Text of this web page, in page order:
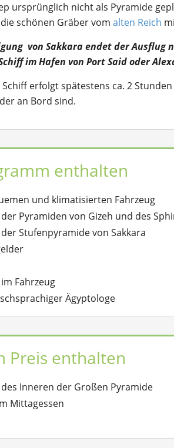
ursprünglich nicht als Pyramide
schönen Gräber vom alten Reich
von Sakkara endet der Ausflug
im Hafen von Port Said oder
Schiff erfolgt spätestens ca. 2
an Bord sind.
enthalten
und klimatisierten Fahrzeug
Pyramiden von Gizeh und des
Stufenpyramide von Sakkara
Fahrzeug
Ägyptologe
Preis enthalten
Inneren der Großen Pyramide
Mittagessen